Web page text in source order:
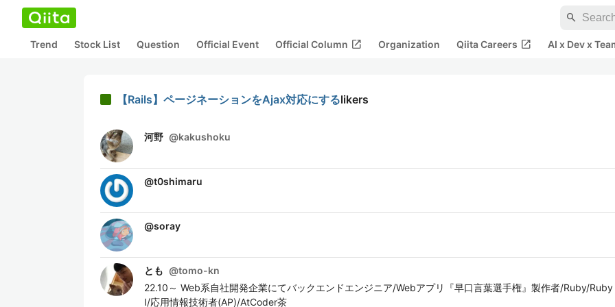
search
Trend Stock List Question Official Event Official Column open_in_new Organization Qiita Careers open_in_new AI x Dev x
【Rails】ページネーションをAjax対応にするlikers
河野 @kakushoku
@t0shimaru
@soray
とも @tomo-kn
22.10～ Web系自社開発企業にてバックエンドエンジニア/Webアプリ『早口言葉選手権』製作者/Ruby/
I/応用情報技術者(AP)/AtCoder茶